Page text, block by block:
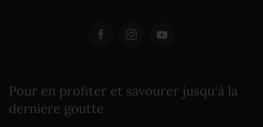
Pour en profiter et savourer jusqu'à la
dernière goutte